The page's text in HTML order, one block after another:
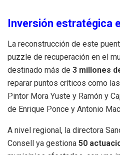
Inversión estratégica
La reconstrucción de este
puzzle de recuperación en el
destinado más de 3 millones
reparar puntos críticos como
Pintor Mora Yuste y Ramón y
de Enrique Ponce y Antonio
A nivel regional, la directora
Consell ya gestiona 50